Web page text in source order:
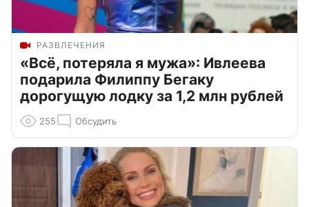
РАЗВЛЕЧЕНИЯ
«Всё, потеряла я мужа»: Ивлеева
подарила Филиппу Бегаку
дорогущую лодку за 1,2 млн рублей
255 Обсудить